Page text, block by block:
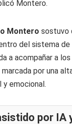
Montero.
Montero sostuvo
del sistema de
a acompañar a
por una
y emocional.
por IA